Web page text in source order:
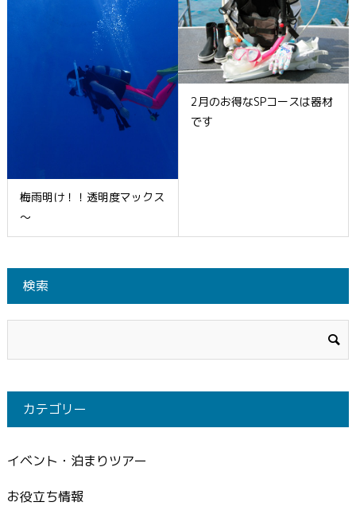
梅雨明け！！透明度マックス
～
2月のお得なSPコースは器材
です
検索
カテゴリー
イベント・泊まりツアー
お役立ち情報